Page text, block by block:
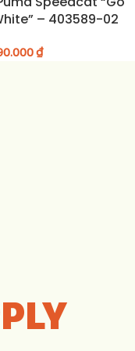
khi sử dụng.
gắt.
độ bền lớp mesh và
– 403589-02
₫